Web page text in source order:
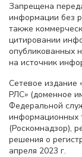
Запрещена
информации без
также
цитировании
опубликованных
на источник
Сетевое издание
РЛС» (доменное
Федеральной
информационных
(Роскомнадзор),
решения о
апреля 2023 г.